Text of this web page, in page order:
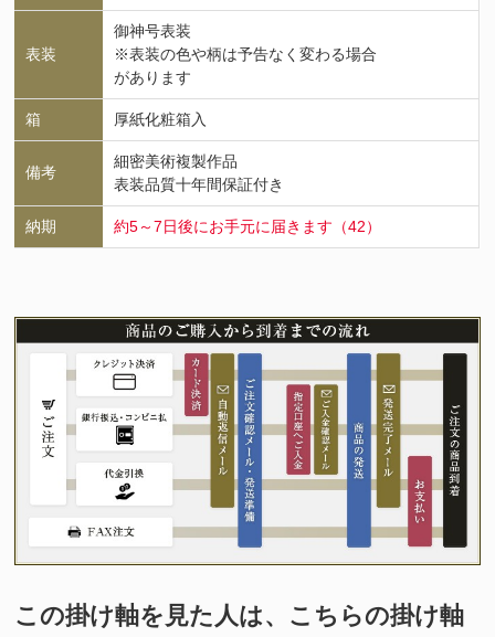
表装
御神号表装
※表装の色や柄は予告なく変わる場合
があります
箱 厚紙化粧箱入
備考
細密美術複製作品
表装品質十年間保証付き
納期 約5～7日後にお手元に届きます（42）
この掛け軸を見た人は、こちらの掛け軸